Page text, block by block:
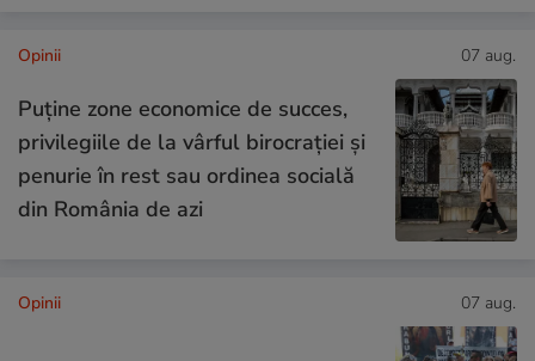
Opinii 07 aug.
Puține zone economice de succes,
privilegiile de la vârful birocrației și
penurie în rest sau ordinea socială
din România de azi
Opinii 07 aug.